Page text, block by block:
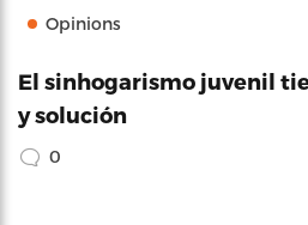
Opinions
El sinhogarismo juvenil
y solución
0